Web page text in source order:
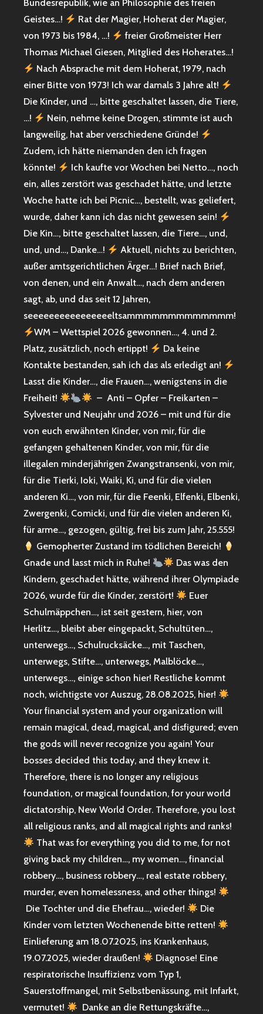
Bundesrepublik, wie an Philosophie des freien
Geistes…!
Rat der Magier, Hoherat der Magier,
von 1973 bis 1984, …!
freier Großmeister Herr
Thomas Michael Giesen, Mitglied des Hoherates…!
Nach Absprache mit dem Hoherat, 1979, nach
einer Bitte von 1973! Ich war damals 3 Jahre alt!
Die Kinder, und …, bitte geschaltet lassen, die Tiere,
…!
Nein, nehme keine Drogen, stimmte ist auch
langweilig, hat aber verschiedene Gründe!
Zudem, ich hätte niemanden den ich fragen
könnte!
Ich kaufte vor Wochen bei Netto…, noch
ein, alles zerstört was geschadet hätte, und letzte
Woche hatte ich bei Picnic…, bestellt, was geliefert,
wurde, daher kann ich das nicht gewesen sein!
Die Kin…, bitte geschaltet lassen, die Tiere…, und,
und, und…, Danke…!
Aktuell, nichts zu berichten,
außer amtsgerichtlichen Ärger…! Brief nach Brief,
von denen, und ein Anwalt…, nach dem anderen
sagt, ab, und das seit 12 Jahren,
seeeeeeeeeeeeeeeeltsammmmmmmmmmmmm!
WM – Wettspiel 2026 gewonnen…, 4. und 2.
Platz, zusätzlich, noch ertippt!
Da keine
Kontakte bestanden, sah ich das als erledigt an!
Lasst die Kinder…, die Frauen…, wenigstens in die
Freiheit!
– Anti – Opfer – Freikarten –
Sylvester und Neujahr und 2026 – mit und für die
von euch erwähnten Kinder, von mir, für die
gefangen gehaltenen Kinder, von mir, für die
illegalen minderjährigen Zwangstransenki, von mir,
für die Tierki, Ioki, Waiki, Ki, und für die vielen
anderen Ki…, von mir, für die Feenki, Elfenki, Elbenki,
Zwergenki, Comicki, und für die vielen anderen Ki,
für arme…, gezogen, gültig, frei bis zum Jahr, 25.555!
Gemopherter Zustand im tödlichen Bereich!
Gnade und lasst mich in Ruhe!
Das was den
Kindern, geschadet hätte, während ihrer Olympiade
2026, wurde für die Kinder, zerstört!
Euer
Schulmäppchen…, ist seit gestern, hier, von
Herlitz…, bleibt aber eingepackt, Schultüten…,
unterwegs…, Schulrucksäcke…, mit Taschen,
unterwegs, Stifte…, unterwegs, Malblöcke…,
unterwegs…, einige schon hier! Restliche kommt
noch, wichtigste vor Auszug, 28.08.2025, hier!
Your financial system and your organization will
remain magical, dead, magical, and disfigured; even
the gods will never recognize you again! Your
bosses decided this today, and they knew it.
Therefore, there is no longer any religious
foundation, or magical foundation, for your world
dictatorship, New World Order. Therefore, you lost
all religious ranks, and all magical rights and ranks!
That was for everything you did to me, for not
giving back my children…, my women…, financial
robbery…, business robbery…, real estate robbery,
murder, even homelessness, and other things!
Die Tochter und die Ehefrau…, wieder!
Die
Kinder vom letzten Wochenende bitte retten!
Einlieferung am 18.07.2025, ins Krankenhaus,
19.07.2025, wieder draußen!
Diagnose! Eine
respiratorische Insuffizienz vom Typ 1,
Sauerstoffmangel, mit Selbstbenässung, mit Infarkt,
vermutet!
Danke an die Rettungskräfte…,